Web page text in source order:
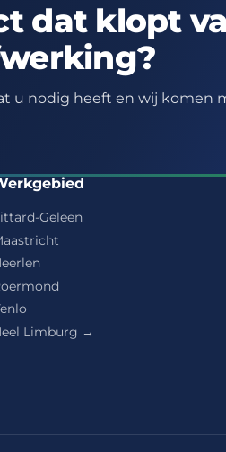
dat klopt
u nodig heeft en wij komen
Geleen
Limburg →